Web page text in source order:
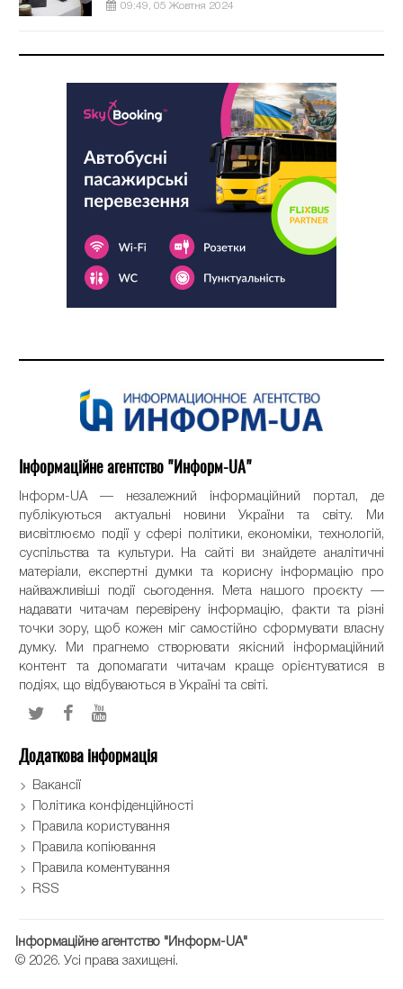
09:49, 05 Жовтня 2024
Інформаційне агентство "Информ-UA"
Інформ-UA — незалежний інформаційний портал, де
публікуються актуальні новини України та світу. Ми
висвітлюємо події у сфері політики, економіки, технологій,
суспільства та культури. На сайті ви знайдете аналітичні
матеріали, експертні думки та корисну інформацію про
найважливіші події сьогодення. Мета нашого проєкту —
надавати читачам перевірену інформацію, факти та різні
точки зору, щоб кожен міг самостійно сформувати власну
думку. Ми прагнемо створювати якісний інформаційний
контент та допомагати читачам краще орієнтуватися в
подіях, що відбуваються в Україні та світі.
Додаткова інформація
Вакансії
Політика конфіденційності
Правила користування
Правила копіювання
Правила коментування
RSS
Інформаційне агентство "Информ-UA"
© 2026. Усі права захищені.